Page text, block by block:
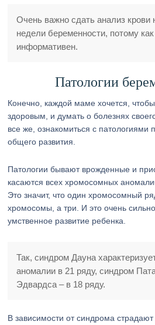
Очень важно сдать анализ крови
недели беременности, потому
информативен.
Патологии
Конечно, каждой маме хочется,
здоровым, и думать о болезнях
все же, ознакомиться с патологиями
общего развития.
Патологии бывают врожденные и
касаются всех хромосомных
Это значит, что один хромосомный
хромосомы, а три. И это очень
умственное развитие ребенка.
Так, синдром Дауна
аномалии в 21 ряду, синдром
Эдвардса – в 18 ряду.
В зависимости от синдрома